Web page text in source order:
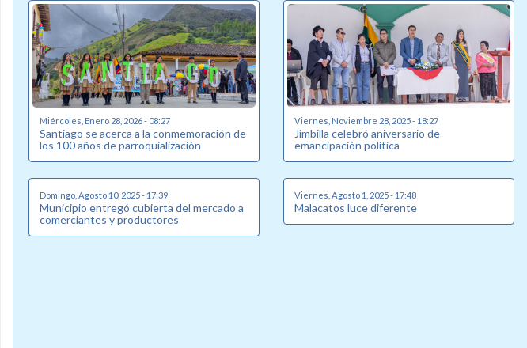
Miércoles, Enero 28, 2026 - 08:27
Santiago se acerca a la conmemoración de
los 100 años de parroquialización
Viernes, Noviembre 28, 2025 - 18:27
Jimbilla celebró aniversario de
emancipación política
Domingo, Agosto 10, 2025 - 17:39
Municipio entregó cubierta del mercado a
comerciantes y productores
Viernes, Agosto 1, 2025 - 17:48
Malacatos luce diferente